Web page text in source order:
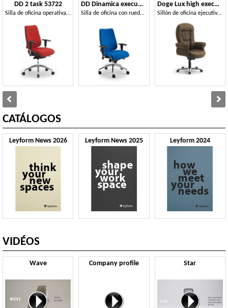
DD 2 task 53722
Silla de oficina operativa, asiento y respaldo tapizados
DD Dinamica executive 53712
Silla de oficina con ruedas y altura regulable
Doge Lux high executive
Sillón de oficina ejecutiva, tapizados en cuero
CATÁLOGOS
Leyform News 2026 Leyform News 2025 Leyform 2024
VIDÉOS
Wave Company profile Star